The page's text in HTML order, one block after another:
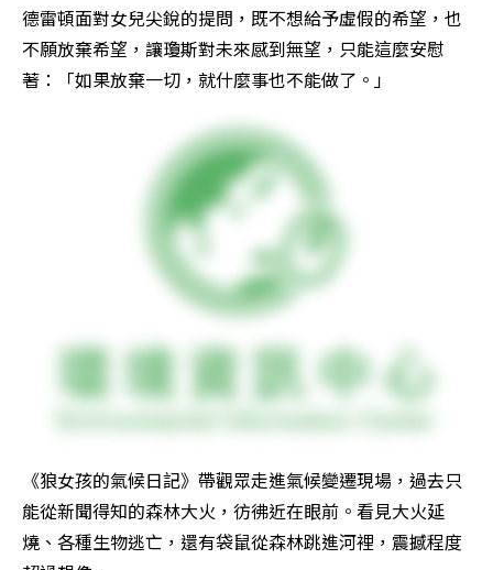
德雷頓面對女兒尖銳的提問，既不想給予虛假的希望，也
不願放棄希望，讓瓊斯對未來感到無望，只能這麼安慰
著：「如果放棄一切，就什麼事也不能做了。」
《狼女孩的氣候日記》帶觀眾走進氣候變遷現場，過去只
能從新聞得知的森林大火，彷彿近在眼前。看見大火延
燒、各種生物逃亡，還有袋鼠從森林跳進河裡，震撼程度